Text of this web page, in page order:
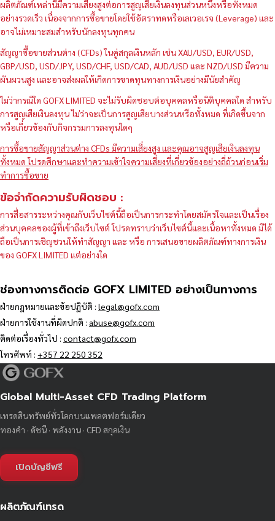
ผลิตภัณฑ์เหล่านี้มีความเสี่ยงสูงต่อการสูญเสียเงินลงทุนส่วนหนึ่งหรือทั้งหมด
อย่างรวดเร็ว เนื่องจากการซื้อขายโดยใช้อัตราทดหรือเลเวอเรจ (Leverage) และ
อาจไม่เหมาะสมสำหรับนักลงทุนทุกคน
สัญญาซื้อขายส่วนต่าง (CFDs) ในคู่สกุลเงินหลัก เช่น XAU/USD, EUR/USD,
GBP/USD, USD/JPY, USD/CHF, USD/CAD, AUD/USD และ NZD/USD มีความ
ผันผวนสูง และอาจส่งผลให้เกิดการขาดทุนทางการเงินอย่างมีนัยสำคัญ
ไม่ว่ากรณีใด GOFX LIMITED จะไม่รับผิดชอบต่อบุคคลหรือนิติบุคคลใด สำหรับ
การสูญเสียเงินลงทุน ไม่ว่าจะเป็นการสูญเสียบางส่วนหรือทั้งหมด ที่เกิดขึ้นจาก
หรือเกี่ยวข้องกับกิจกรรมการลงทุนใดๆ
การซื้อขายสัญญาส่วนต่าง CFDs มีความเสี่ยงสูง และคุณอาจสูญเสียเงินลงทุน
ทั้งหมด โปรดศึกษาและทำความเข้าใจความเสี่ยงที่เกี่ยวข้องอย่างถี่ถ้วนก่อนเริ่ม
ทำการซื้อขาย
ข้อจำกัดความรับผิดชอบ :
การสื่อสารระหว่างคุณกับเว็บไซต์นี้ถือเป็นการกระทำโดยสมัครใจและเป็นเรื่อง
ส่วนบุคคลของผู้ที่เข้าถึงเว็บไซต์ โปรดทราบว่าเว็บไซต์นี้และเนื้อหาทั้งหมด มิได้
ถือเป็นการเชิญชวนให้ทำสัญญา และ หรือ การเสนอขายผลิตภัณฑ์ทางการเงิน
ของ GOFX LIMITED แต่อย่างใด
ช่องทางการติดต่อ GOFX LIMITED อย่างเป็นทางการ
ฝ่ายกฎหมายและข้อปฏิบัติ : legal@gofx.com
ฝ่ายการใช้งานที่ผิดปกติ : abuse@gofx.com
ติดต่อเรื่องทั่วไป : contact@gofx.com
โทรศัพท์ : +357 22 250 352
Global Multi-Asset CFD Trading Platform
เทรดสินทรัพย์ทั่วโลกบนแพลตฟอร์มเดียว
ทองคำ · ดัชนี · พลังงาน · CFD สกุลเงิน
เปิดบัญชีฟรี
ผลิตภัณฑ์เทรด